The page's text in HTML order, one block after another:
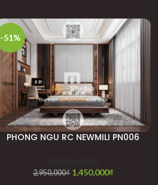
-51%
PHONG NGU RC NEWMILI PN006
2,950,000₫ 1,450,000₫